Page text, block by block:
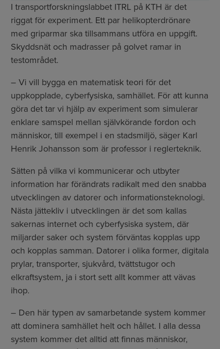
I transportforskningslabbet ITRL på KTH är det
riggat för experiment. Ett par helikopterdrönare
med griparmar ska tillsammans utföra en uppgift.
Skyddsnät och madrasser på golvet ramar in
testområdet.
– Vi vill bygga en matematisk teori för det
uppkopplade, cyberfysiska, samhället. För att kunna
göra det tar vi hjälp av experiment som simulerar
enklare samspel mellan självkörande fordon och
människor, till exempel i en stadsmiljö, säger Karl
Henrik Johansson som är professor i reglerteknik.
Sätten på vilka vi kommunicerar och utbyter
information har förändrats radikalt med den snabba
utvecklingen av datorer och informationsteknologi.
Nästa jättekliv i utvecklingen är det som kallas
sakernas internet och cyberfysiska system, där
miljarder saker och system förväntas kopplas upp
och kopplas samman. Datorer i olika former, digitala
prylar, transporter, sjukvård, tvättstugor och
elkraftsystem, ja i stort sett allt kommer att vävas
ihop.
– Den här typen av samarbetande system kommer
att dominera samhället helt och hållet. I alla dessa
system kommer det alltid att finnas människor,